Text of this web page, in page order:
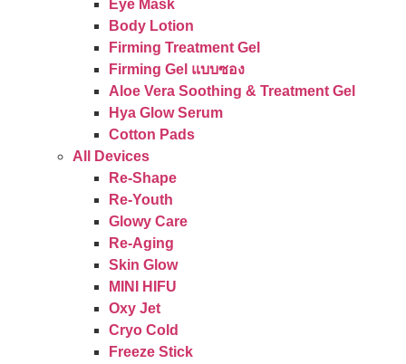
Eye Mask
Body Lotion
Firming Treatment Gel
Firming Gel แบบซอง
Aloe Vera Soothing & Treatment Gel
Hya Glow Serum
Cotton Pads
All Devices
Re-Shape
Re-Youth
Glowy Care
Re-Aging
Skin Glow
MINI HIFU
Oxy Jet
Cryo Cold
Freeze Stick